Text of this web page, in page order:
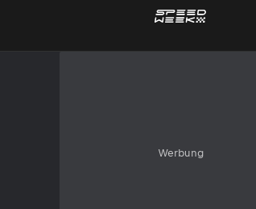
Werbung